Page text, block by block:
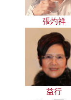
張灼祥
益行